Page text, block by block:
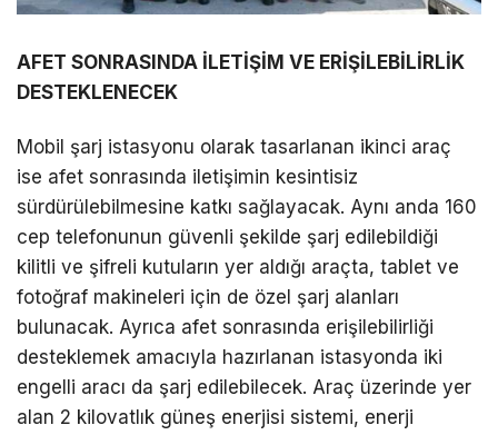
AFET SONRASINDA İLETİŞİM VE ERİŞİLEBİLİRLİK
DESTEKLENECEK
Mobil şarj istasyonu olarak tasarlanan ikinci araç
ise afet sonrasında iletişimin kesintisiz
sürdürülebilmesine katkı sağlayacak. Aynı anda 160
cep telefonunun güvenli şekilde şarj edilebildiği
kilitli ve şifreli kutuların yer aldığı araçta, tablet ve
fotoğraf makineleri için de özel şarj alanları
bulunacak. Ayrıca afet sonrasında erişilebilirliği
desteklemek amacıyla hazırlanan istasyonda iki
engelli aracı da şarj edilebilecek. Araç üzerinde yer
alan 2 kilovatlık güneş enerjisi sistemi, enerji